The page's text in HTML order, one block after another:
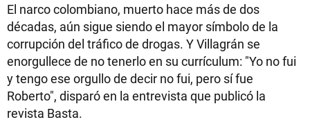
El narco colombiano, muerto hace más de dos
décadas, aún sigue siendo el mayor símbolo de la
corrupción del tráfico de drogas. Y Villagrán se
enorgullece de no tenerlo en su currículum: "Yo no fui
y tengo ese orgullo de decir no fui, pero sí fue
Roberto", disparó en la entrevista que publicó la
revista Basta.